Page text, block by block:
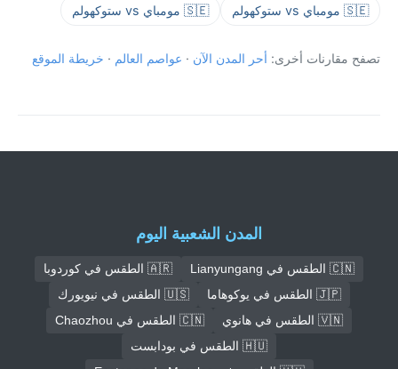
🇸🇪 مومباي vs ستوكهولم 🇸🇪 مومباي vs ستوكهولم
تصفح مقارنات أخرى: أحر المدن الآن · عواصم العالم · خريطة الموقع
المدن الشعبية اليوم
🇨🇳 الطقس في Lianyungang
🇦🇷 الطقس في كوردوبا
🇯🇵 الطقس في يوكوهاما
🇺🇸 الطقس في نيويورك
🇻🇳 الطقس في هانوي
🇨🇳 الطقس في Chaozhou
🇭🇺 الطقس في بودابست